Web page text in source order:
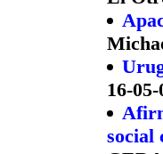
16-05-
social